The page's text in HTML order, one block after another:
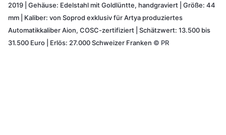
2019 | Gehäuse: Edelstahl mit Goldlüntte, handgraviert | Größe: 44
mm | Kaliber: von Soprod exklusiv für Artya produziertes
Automatikkaliber Aion, COSC-zertifiziert | Schätzwert: 13.500 bis
31.500 Euro | Erlös: 27.000 Schweizer Franken © PR